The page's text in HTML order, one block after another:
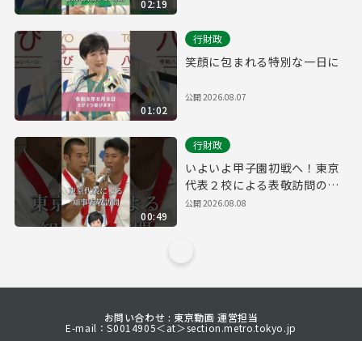
02:19
01:02
行財政
笑顔に包まれる特別な一日に
公開2026.08.07
00:49
行財政
いよいよ甲子園初戦へ！東京
代表２校による表敬訪問の様
子
公開2026.08.08
お問い合わせ : 東京動画 運営担当
E-mail：S0014905＜at＞section.metro.tokyo.jp